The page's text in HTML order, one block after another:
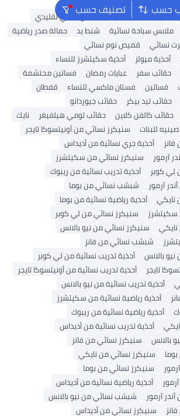
تصنيف حسبفستان داخلي تقليدي
شنط يد
حمالة صدر رياضية
نوم نسائي
أحذية سكيتشرز للنساء
عبايات رمضان
فساتين محتشمة
ماكسي للنساء
قفطان
حقائب جيوردانو
حقائب تومي هيلفيغر
نايك
نسائي من أونيتسوكا تايجر
نسائية من أديداس
نسائي من سكيتشرز
تدريب نسائية من ريبوك
نسائي من بوما
نسائية من بوما
نسائي من لي كوبر
من نيو بالانس
من فانز
تدريب نسائية من لي كوبر
تدريب نسائية من أونيتسوكا تايجر
من نيو بالانس
نسائية من سكيتشرز
نسائية من ريبوك
نسائية من أديداس
نسائي من فانز
من نايكي
من بوما
نسائية من أديداس
نسائي من نيو بالانس
من أديداس